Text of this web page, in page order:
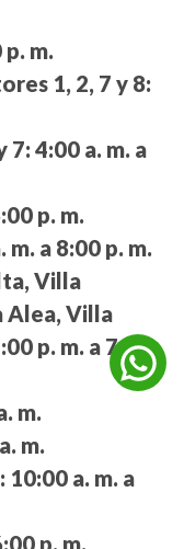
p. m.
1, 2, 7 y 8:
7: 4:00 a. m. a
p. m.
m. a 8:00 p. m.
Villa
Alea, Villa
p. m. a 7:00
m.
m.
10:00 a. m. a